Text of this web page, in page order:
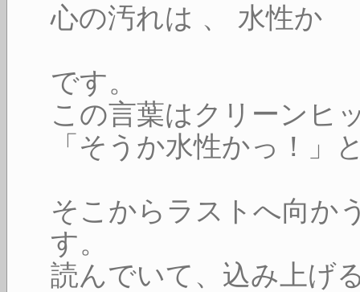
心の汚れは 、 水性か
です。
この言葉はクリーンヒ
「そうか水性かっ！」
そこからラストへ向か
す。
読んでいて、込み上げ